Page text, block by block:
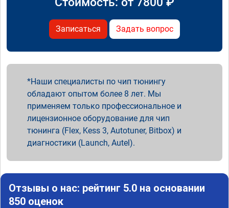
Записаться Задать вопрос
Наши специалисты по чип тюнингу
обладают опытом более 8 лет. Мы
применяем только профессиональное и
лицензионное оборудование для чип
тюнинга (Flex, Kess 3, Autotuner, Bitbox) и
диагностики (Launch, Autel).
Отзывы о нас: рейтинг 5.0 на основании
850 оценок